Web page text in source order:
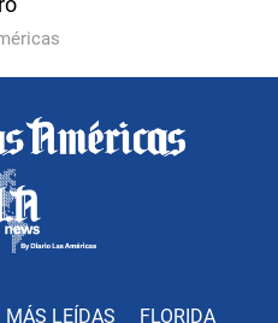
MÁS LEÍDAS FLORIDA